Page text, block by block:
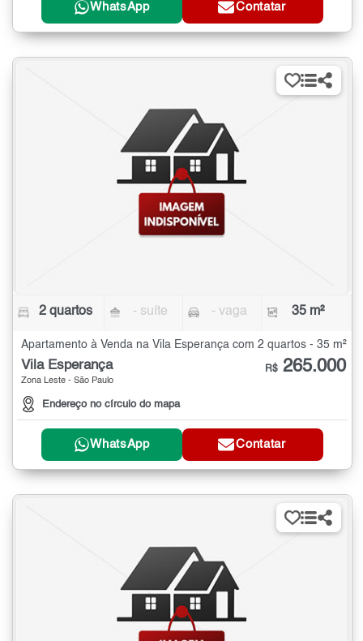
WhatsApp Contatar
2 quartos - suíte - vaga 35 m²
Apartamento à Venda na Vila Esperança com 2 quartos - 35 m²
Vila Esperança
Zona Leste - São Paulo
Endereço no círculo do mapa
R$ 265.000
WhatsApp Contatar